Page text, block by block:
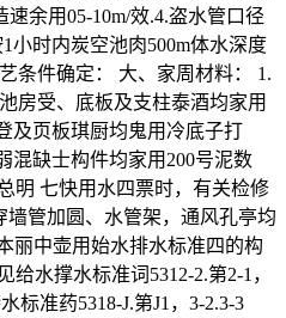
速余用05-10m/效.4.盗水管口径
小时内炭空池肉500m体水深度
条件确定： 大、家周材料： 1.
房受、底板及支柱泰酒均家用
及页板琪厨均鬼用冷底子打
混缺士构件均家用200号泥数
明 七快用水四票时，有关检修
管加圆、水管架，通风孔亭均
丽中壶用始水排水标准四的构
水撑水标准词5312-2.第2-1，
标准药5318-J.第J1，3-2.3-3